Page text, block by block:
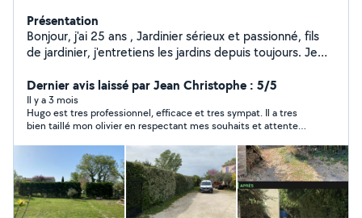
Présentation
Bonjour, j'ai 25 ans , Jardinier sérieux et passionné, fils
de jardinier, j'entretiens les jardins depuis toujours. Je
propre, entretenu et agréable toute l'année. Mes
services : Tonte de pelouse Taille de haies et arbustes
Entretien complet du jardin Nettoyage de massifs et
parterres Débroussaillage Coupe et entretien d'arbres
Travail soigné Matériel professionnel Intervention rapide
Secteur : Mauguio et 30/35 km autour. Devis gratuit
contactez-moi facilement par message. Au plaisir de
m'occuper de votre jardin Hugo B.
Dernier avis laissé par Jean Christophe : 5/5
Il y a 3 mois
Hugo est tres professionnel, efficace et tres sympat. Il a tres
bien taillé mon olivier en respectant mes souhaits et attentes .